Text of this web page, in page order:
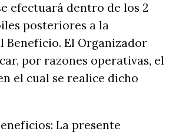
efectuará dentro de los 2
posteriores a la
Beneficio. El Organizador
por razones operativas, el
el cual se realice dicho
La presente